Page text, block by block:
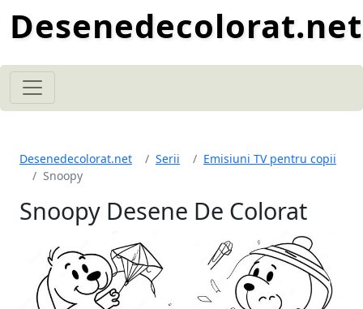
Desenedecolorat.net
Desenedecolorat.net Serii
Emisiuni TV pentru copii
Snoopy
Snoopy Desene De Colorat